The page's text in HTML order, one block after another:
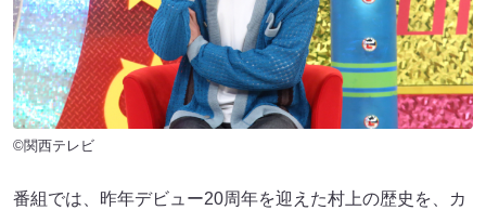
©関西テレビ
番組では、昨年デビュー20周年を迎えた村上の歴史を、カ